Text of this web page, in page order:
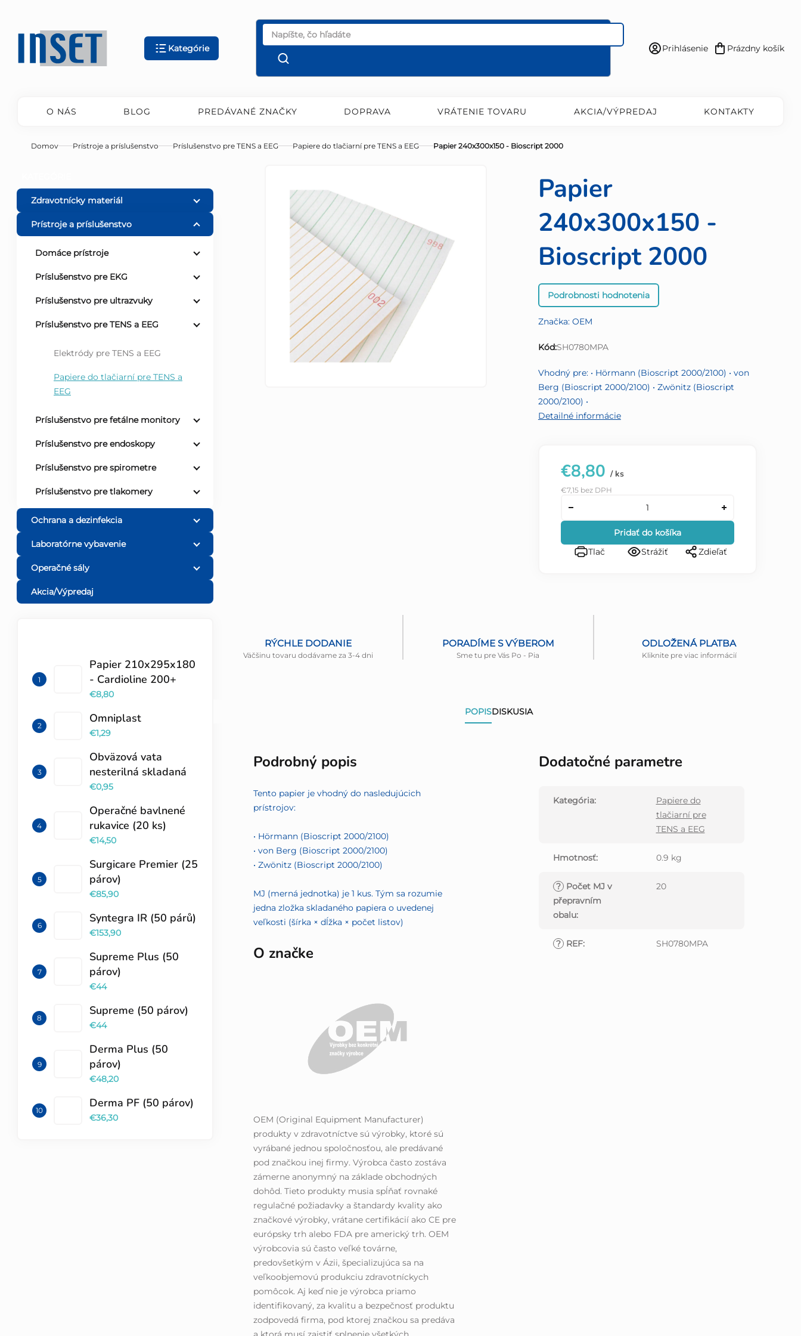
obsah
Kategórie
Prihlásenie
Nákupný
Prázdny košík
O NÁS BLOG PREDÁVANÉ ZNAČKY DOPRAVA VRÁTENIE TOVARU AKCIA/VÝPREDAJ KONTAKTY
Domov Prístroje a príslušenstvo Príslušenstvo pre TENS a EEG Papiere do tlačiarní pre TENS a EEG Papier 240x300x150 - Bioscript 2000
o
č
Zdravotnícky materiál
Prístroje a príslušenstvo
Domáce prístroje
Príslušenstvo pre EKG
Príslušenstvo pre ultrazvuky
Príslušenstvo pre TENS a EEG
Elektródy pre TENS a EEG
Papiere do tlačiarní pre TENS a
EEG
Príslušenstvo pre fetálne monitory
Príslušenstvo pre endoskopy
Príslušenstvo pre spirometre
Príslušenstvo pre tlakomery
Ochrana a dezinfekcia
Laboratórne vybavenie
Operačné sály
Akcia/Výpredaj
Papier 210x295x180
- Cardioline 200+
€8,80
Omniplast
€1,29
Obväzová vata
nesterilná skladaná
€0,95
Operačné bavlnené
rukavice (20 ks)
€14,50
Surgicare Premier (25
párov)
€85,90
Syntegra IR (50 párů)
€153,90
Supreme Plus (50
párov)
€44
Supreme (50 párov)
€44
Derma Plus (50
párov)
€48,20
Derma PF (50 párov)
€36,30
Papier
240x300x150 -
Bioscript 2000
Priemerné
hodnotenie
je
0,0
5
hviezdičiek.
Podrobnosti hodnotenia
Značka: OEM
Kód:SH0780MPA
Vhodný pre: • Hörmann (Bioscript 2000/2100) • von
Berg (Bioscript 2000/2100) • Zwönitz (Bioscript
2000/2100) •
Detailné informácie
€8,80 / ks
€7,15 bez DPH
Pridať do košíka
Tlač
Strážiť Zdieľať
RÝCHLE DODANIE
Väčšinu tovaru dodávame za 3-4 dni
PORADÍME S VÝBEROM
Sme tu pre Vás Po - Pia
ODLOŽENÁ PLATBA
Kliknite pre viac informácií
POPISDISKUSIA
Podrobný popis
Tento papier je vhodný do nasledujúcich
prístrojov:
• Hörmann (Bioscript 2000/2100)
• von Berg (Bioscript 2000/2100)
• Zwönitz (Bioscript 2000/2100)
MJ (merná jednotka) je 1 kus. Tým sa rozumie
jedna zložka skladaného papiera o uvedenej
veľkosti (šírka × dĺžka × počet listov)
O značke
OEM (Original Equipment Manufacturer)
produkty v zdravotníctve sú výrobky, ktoré sú
vyrábané jednou spoločnosťou, ale predávané
pod značkou inej firmy. Výrobca často zostáva
zámerne anonymný na základe obchodných
dohôd. Tieto produkty musia spĺňať rovnaké
regulačné požiadavky a štandardy kvality ako
značkové výrobky, vrátane certifikácií ako CE pre
európsky trh alebo FDA pre americký trh. OEM
výrobcovia sú často veľké továrne,
predovšetkým v Ázii, špecializujúca sa na
veľkoobjemovú produkciu zdravotníckych
pomôcok. Aj keď nie je výrobca priamo
identifikovaný, za kvalitu a bezpečnosť produktu
zodpovedá firma, pod ktorej značkou sa predáva
Dodatočné parametre
Kategória:
Papiere do
tlačiarní pre
TENS a EEG
Hmotnosť: 0.9 kg
? Počet MJ v
přepravním
obalu:
20
? REF: SH0780MPA